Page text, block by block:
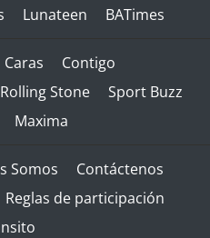
Lunateen BATimes
Caras
Contigo
Rolling Stone
Sport Buzz
Maxima
Somos
Contáctenos
Reglas de participación